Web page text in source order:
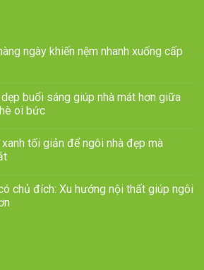
ngày khiến nệm nhanh xuống cấp
buổi sáng giúp nhà mát hơn giữa
oi bức
tối giản để ngôi nhà đẹp mà
chủ đích: Xu hướng nội thất giúp ngôi